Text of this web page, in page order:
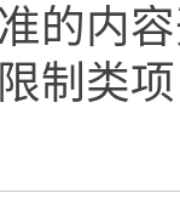
的内
制类